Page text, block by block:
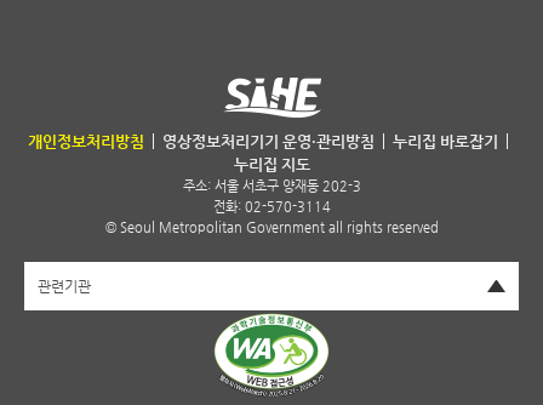
서울특별시 보건환경연구원
개인정보처리방침 영상정보처리기기 운영·관리방침
누리집 바로잡기
누리집 지도
주소: 서울 서초구 양재동 202-3
전화: 02-570-3114
© Seoul Metropolitan Government all rights reserved
관련기관펼치기